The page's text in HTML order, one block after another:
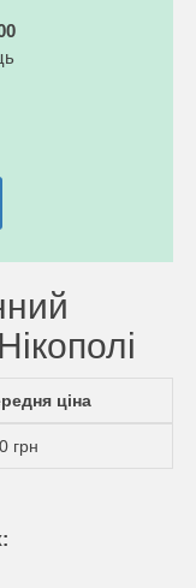
ціна
грн